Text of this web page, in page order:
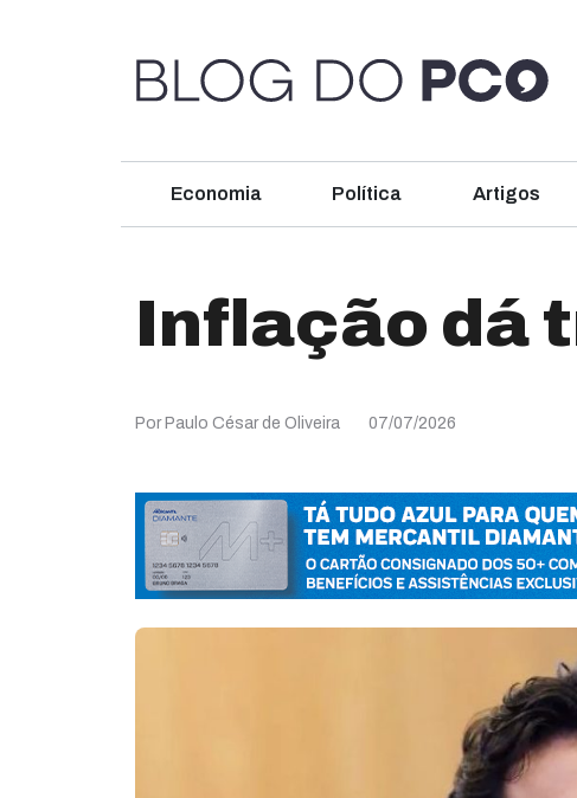
Economia Política Artigos
Inflação dá
Por Paulo César de Oliveira 07/07/2026